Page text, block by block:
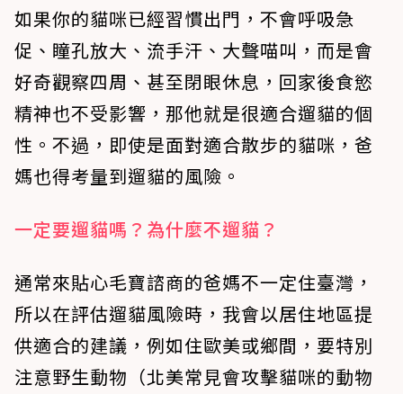
​如果你的貓咪已經習慣出門，不會呼吸急
促、瞳孔放大、流手汗、大聲喵叫，而是會
好奇觀察四周、甚至閉眼休息，回家後食慾
精神也不受影響，那他就是很適合遛貓的個
性。不過，即使是面對適合散步的貓咪，爸
媽也得考量到遛貓的風險。
一定要遛貓嗎？為什麼不遛貓？
​通常來貼心毛寶諮商的爸媽不一定住臺灣，
所以在評估遛貓風險時，我會以居住地區提
供適合的建議，例如住歐美或鄉間，要特別
注意野生動物（北美常見會攻擊貓咪的動物